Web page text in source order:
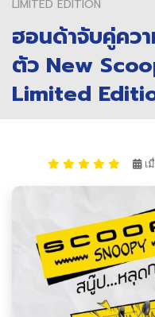
LIMITED EDITION
ฮอนด้าจับคู่คว
ตัว New
Limited
เ